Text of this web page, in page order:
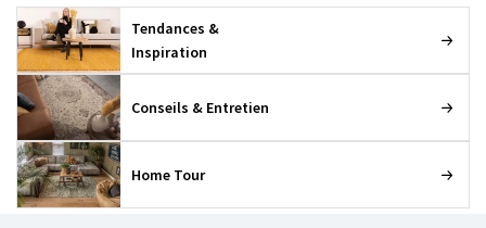
Tendances &
Inspiration
Conseils & Entretien
Home Tour